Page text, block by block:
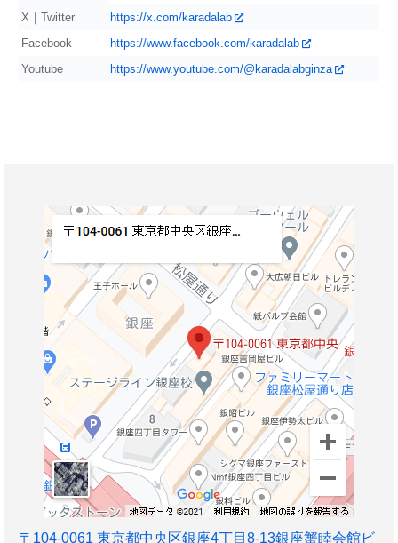
X｜Twitter
https://x.com/karadalab
Facebook
https://www.facebook.com/karadalab
Youtube
https://www.youtube.com/@karadalabginza
〒 104-0061 東京都中央区銀座4丁目8-13銀座蟹睦会館ビ